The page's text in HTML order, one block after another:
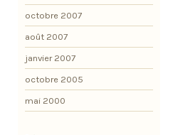
octobre 2007
août 2007
janvier 2007
octobre 2005
mai 2000